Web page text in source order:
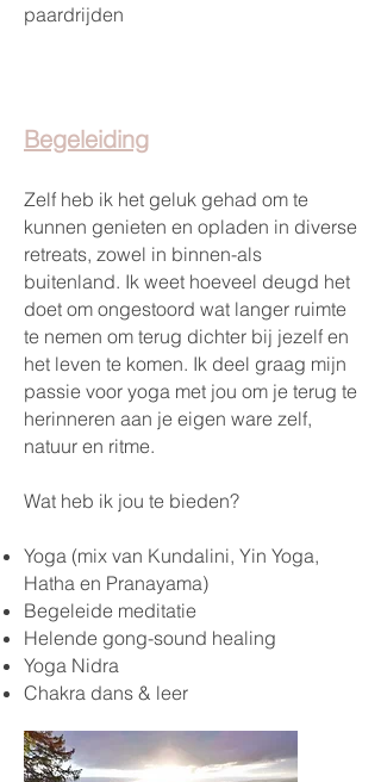
paardrijden
Begeleiding
Zelf heb ik het geluk gehad om te
kunnen genieten en opladen in diverse
retreats, zowel in binnen-als
buitenland. Ik weet hoeveel deugd het
doet om ongestoord wat langer ruimte
te nemen om terug dichter bij jezelf en
het leven te komen. Ik deel graag mijn
passie voor yoga met jou om je terug te
herinneren aan je eigen ware zelf,
natuur en ritme.
Wat heb ik jou te bieden?
Yoga (mix van Kundalini, Yin Yoga,
Hatha en Pranayama)
Begeleide meditatie
Helende gong-sound healing
Yoga Nidra
Chakra dans & leer